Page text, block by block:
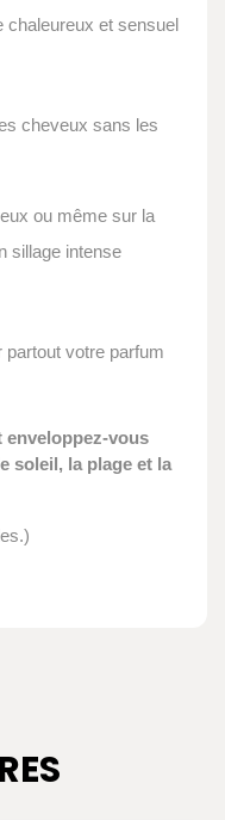
chaleureux et sensuel
cheveux sans les
ou même sur la
sillage intense
partout votre parfum
enveloppez-vous
soleil, la plage et la